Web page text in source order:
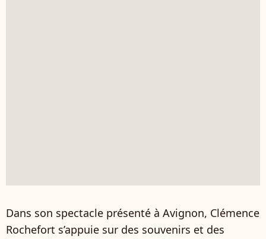
Dans son spectacle présenté à Avignon, Clémence
Rochefort s’appuie sur des souvenirs et des